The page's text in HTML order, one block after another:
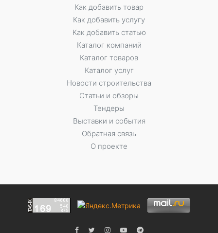
Как добавить товар
Как добавить услугу
Как добавить статью
Каталог компаний
Каталог товаров
Каталог услуг
Новости строительства
Статьи и обзоры
Тендеры
Выставки и события
Обратная связь
О проекте